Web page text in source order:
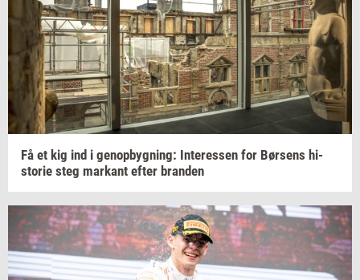
Få et kig ind i genop­byg­ning: In­ter­es­sen for Bør­sens hi­
sto­rie steg mar­kant efter bran­den